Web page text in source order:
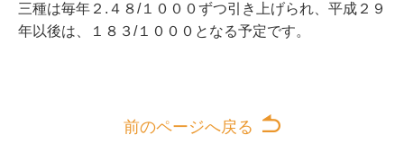
三種は毎年２.４８/１０００ずつ引き上げられ、平成２９
年以後は、１８３/１０００となる予定です。
前のページへ戻る